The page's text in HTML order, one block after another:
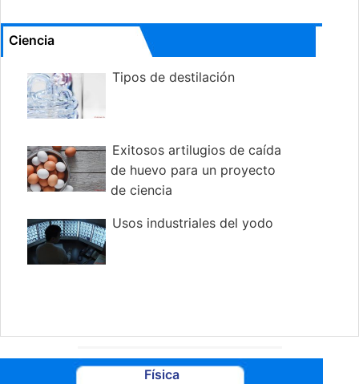
Ciencia
Tipos de destilación
Exitosos artilugios de caída
de huevo para un proyecto
de ciencia
Usos industriales del yodo
Física